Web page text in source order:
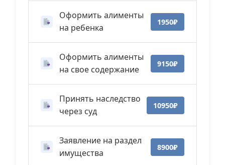
Оформить алименты
на ребенка
1950₽
Оформить алименты
на свое содержание
9150₽
Принять наследство
через суд
10950₽
Заявление на раздел
имущества
8900₽